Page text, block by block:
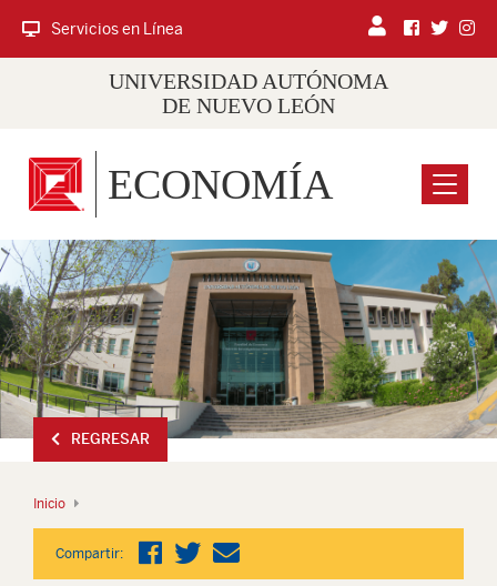
Servicios en Línea
UNIVERSIDAD AUTÓNOMA
DE NUEVO LEÓN
Menu
ECONOMÍA
REGRESAR
Inicio
Compartir: